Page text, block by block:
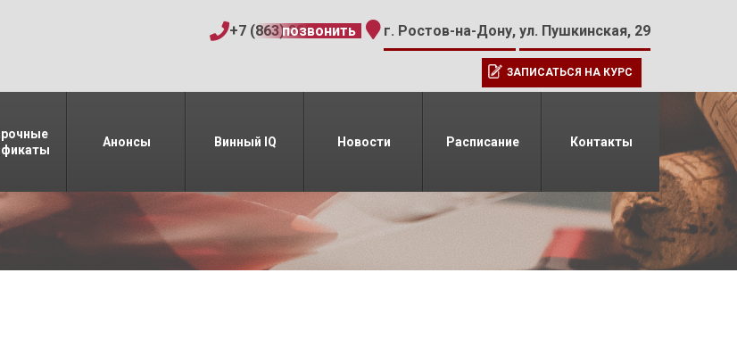
+7 (863) 206-15-15
позвонить г. Ростов-на-Дону, ул. Пушкинская, 29
ЗАПИСАТЬСЯ НА КУРС
Анонсы Винный IQ Новости Расписание Контакты